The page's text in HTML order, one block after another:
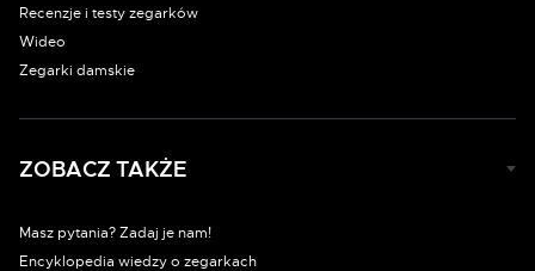
Recenzje i testy zegarków
Wideo
Zegarki damskie
ZOBACZ TAKŻE
Masz pytania? Zadaj je nam!
Encyklopedia wiedzy o zegarkach